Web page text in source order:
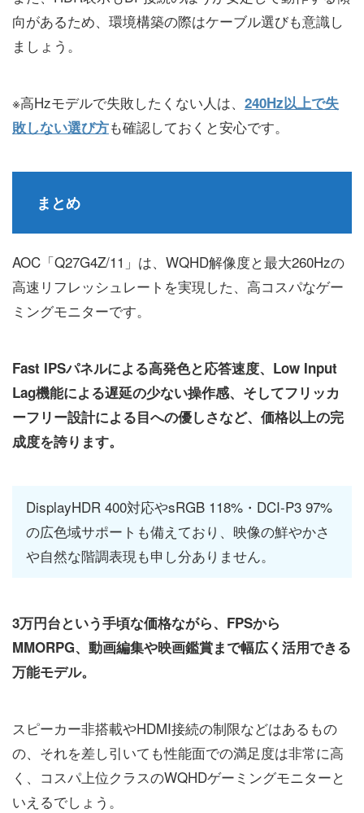
向があるため、環境構築の際はケーブル選びも意識し
ましょう。
※高Hzモデルで失敗したくない人は、 240Hz以上で失
敗しない選び方も確認しておくと安心です。
まとめ
AOC「Q27G4Z/11」は、WQHD解像度と最大260Hzの
高速リフレッシュレートを実現した、高コスパなゲー
ミングモニターです。
Fast IPSパネルによる高発色と応答速度、Low Input
Lag機能による遅延の少ない操作感、そしてフリッカ
ーフリー設計による目への優しさなど、価格以上の完
成度を誇ります。
DisplayHDR 400対応やsRGB 118%・DCI-P3 97%
の広色域サポートも備えており、映像の鮮やかさ
や自然な階調表現も申し分ありません。
3万円台という手頃な価格ながら、FPSから
MMORPG、動画編集や映画鑑賞まで幅広く活用できる
万能モデル。
スピーカー非搭載やHDMI接続の制限などはあるもの
の、それを差し引いても性能面での満足度は非常に高
く、コスパ上位クラスのWQHDゲーミングモニターと
いえるでしょう。